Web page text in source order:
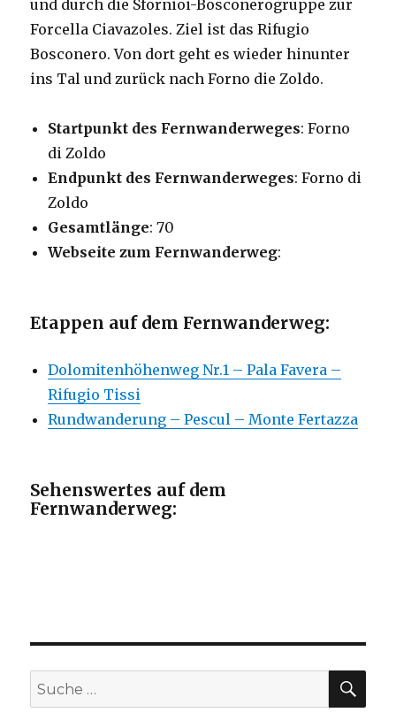
und durch die Sfornioi-Bosconerogruppe zur
Forcella Ciavazoles. Ziel ist das Rifugio
Bosconero. Von dort geht es wieder hinunter
ins Tal und zurück nach Forno die Zoldo.
Startpunkt des Fernwanderweges: Forno
di Zoldo
Endpunkt des Fernwanderweges: Forno di
Zoldo
Gesamtlänge: 70
Webseite zum Fernwanderweg:
Etappen auf dem Fernwanderweg:
Dolomitenhöhenweg Nr.1 – Pala Favera –
Rifugio Tissi
Rundwanderung – Pescul – Monte Fertazza
Sehenswertes auf dem
Fernwanderweg:
Suche
nach: